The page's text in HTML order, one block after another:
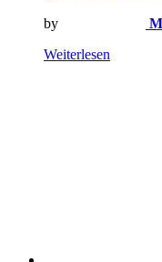
by
Weiterlesen